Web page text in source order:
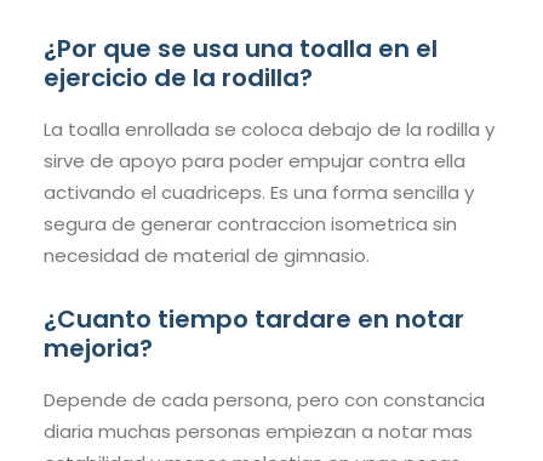
¿Por que se usa una toalla en el
ejercicio de la rodilla?
La toalla enrollada se coloca debajo de la rodilla y
sirve de apoyo para poder empujar contra ella
activando el cuadriceps. Es una forma sencilla y
segura de generar contraccion isometrica sin
necesidad de material de gimnasio.
¿Cuanto tiempo tardare en notar
mejoria?
Depende de cada persona, pero con constancia
diaria muchas personas empiezan a notar mas